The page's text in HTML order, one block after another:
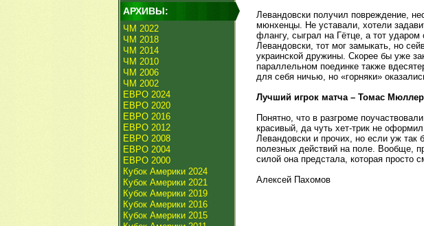
АРХИВЫ:
ЧМ 2022
ЧМ 2018
ЧМ 2014
ЧМ 2010
ЧМ 2006
ЧМ 2002
ЕВРО 2024
ЕВРО 2020
ЕВРО 2016
ЕВРО 2012
ЕВРО 2008
ЕВРО 2004
ЕВРО 2000
Кубок Америки 2024
Кубок Америки 2021
Кубок Америки 2019
Кубок Америки 2016
Кубок Америки 2015
Левандовски получил повреждение,
мюнхенцы. Не уставали, хотели
флангу, сыграл на Гётце, а тот
Левандовски, тот мог замыкать, но
украинской дружины. Скорее бы уже
параллельном поединке также
для себя ничью, но «горняки»
Лучший игрок матча – Томас
Понятно, что в разгроме
красивый, да чуть хет-трик не
Левандовски и прочих, но если уж так
полезных действий на поле. Вообще,
силой она предстала, которая просто
Алексей Пахомов